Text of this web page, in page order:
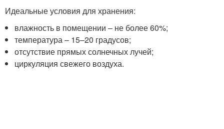
Идеальные условия для хранения:
влажность в помещении – не более 60%;
температура – 15–20 градусов;
отсутствие прямых солнечных лучей;
циркуляция свежего воздуха.